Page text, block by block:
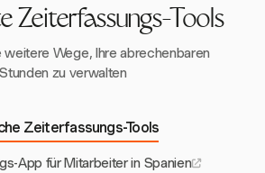
Zeiterfassungs-Tools
weitere Wege, Ihre abrechenbaren
Stunden zu verwalten
Zeiterfassungs-Tools
App für Mitarbeiter in Spanien